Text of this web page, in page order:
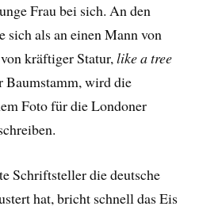
Frau bei sich. An den
als an einen Mann von
kräftiger Statur,like a tree
Baumstamm, wird die
Foto für die Londoner
Schriftsteller die deutsche
hat, bricht schnell das Eis